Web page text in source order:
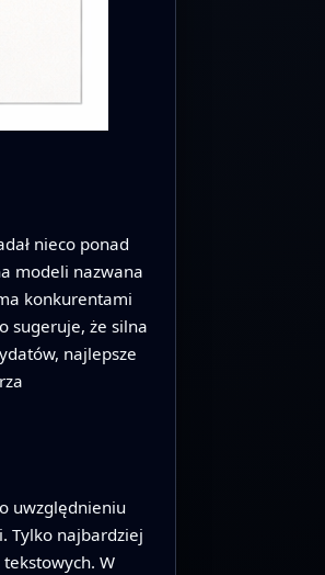
nieco ponad
modeli nazwana
konkurentami
sugeruje, że silna
najlepsze
uwzględnieniu
Tylko najbardziej
W